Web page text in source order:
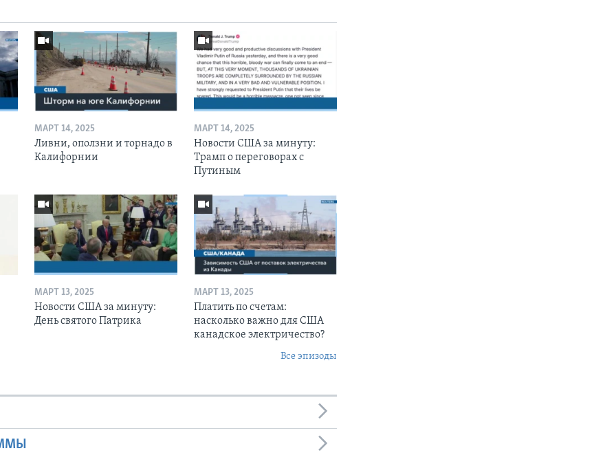
МАРТ 14, 2025
Ливни, оползни и торнадо в
Калифорнии
МАРТ 14, 2025
Новости США за минуту:
Трамп о переговорах с
Путиным
МАРТ 13, 2025
Новости США за минуту:
День святого Патрика
МАРТ 13, 2025
Платить по счетам:
насколько важно для США
канадское электричество?
Все эпизоды